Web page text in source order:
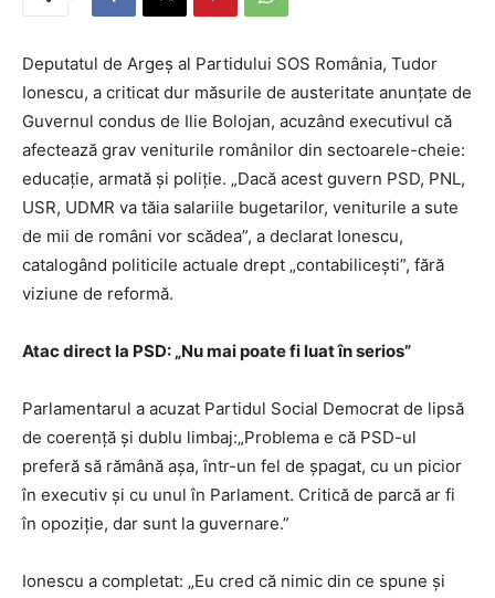
Deputatul de Argeș al Partidului SOS România, Tudor
Ionescu, a criticat dur măsurile de austeritate anunțate de
Guvernul condus de Ilie Bolojan, acuzând executivul că
afectează grav veniturile românilor din sectoarele-cheie:
educație, armată și poliție. „Dacă acest guvern PSD, PNL,
USR, UDMR va tăia salariile bugetarilor, veniturile a sute
de mii de români vor scădea”, a declarat Ionescu,
catalogând politicile actuale drept „contabilicești”, fără
viziune de reformă.
Atac direct la PSD: „Nu mai poate fi luat în serios”
Parlamentarul a acuzat Partidul Social Democrat de lipsă
de coerență și dublu limbaj:„Problema e că PSD-ul
preferă să rămână așa, într-un fel de șpagat, cu un picior
în executiv și cu unul în Parlament. Critică de parcă ar fi
în opoziție, dar sunt la guvernare.”
Ionescu a completat: „Eu cred că nimic din ce spune și